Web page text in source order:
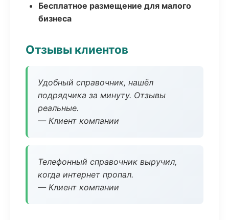
Бесплатное размещение для малого
бизнеса
Отзывы клиентов
Удобный справочник, нашёл
подрядчика за минуту. Отзывы
реальные.
— Клиент компании
Телефонный справочник выручил,
когда интернет пропал.
— Клиент компании